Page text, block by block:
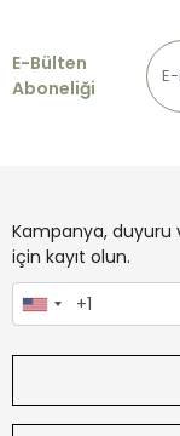
E-Bülten
Aboneliği
Kampanya, duyuru
için kayıt olun.